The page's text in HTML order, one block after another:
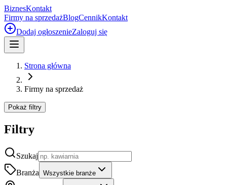
BiznesKontakt
Firmy na sprzedażBlogCennikKontakt
Dodaj ogłoszenieZaloguj się
Strona główna
Firmy na sprzedaż
Pokaż filtry
Filtry
Szukaj
Branża Wszystkie branże